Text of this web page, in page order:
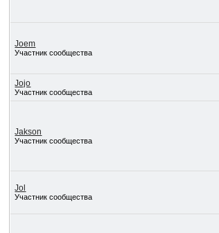
Joem
Участник сообщества
Jojo
Участник сообщества
Jakson
Участник сообщества
Jol
Участник сообщества